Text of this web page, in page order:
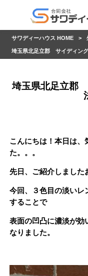
サワディーハウス HOME >
埼玉県北足立郡 サイディン
埼玉県北足立郡
こんにちは！本日は、
た。。。
先日、ご紹介しました
今回、３色目の淡いレ
することで
表面の凹凸に濃淡が効
なりました。